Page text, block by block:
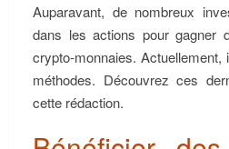
Auparavant, de nombreux
dans les actions pour gagner
crypto-monnaies. Actuellement,
méthodes. Découvrez ces
cette rédaction.